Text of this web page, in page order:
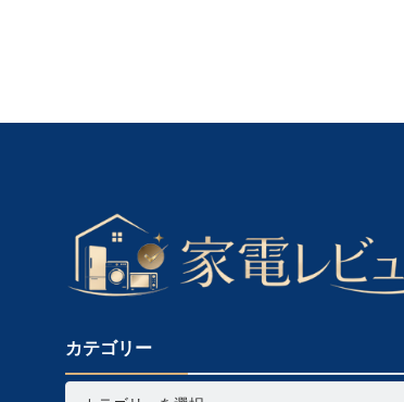
カテゴリー